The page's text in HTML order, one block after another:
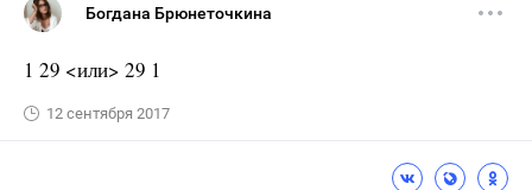
Богдана Брюнеточкина
1 29 <или> 29 1
12 сентября 2017